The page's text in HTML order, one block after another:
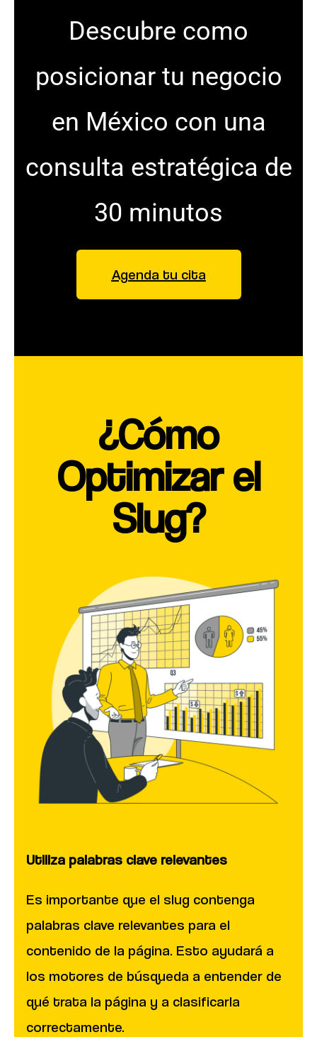
Descubre como
posicionar tu negocio
en México con una
consulta estratégica de
30 minutos
Agenda tu cita
¿Cómo
Optimizar el
Slug?
Utiliza palabras clave relevantes
Es importante que el slug contenga
palabras clave relevantes para el
contenido de la página. Esto ayudará a
los motores de búsqueda a entender de
qué trata la página y a clasificarla
correctamente.